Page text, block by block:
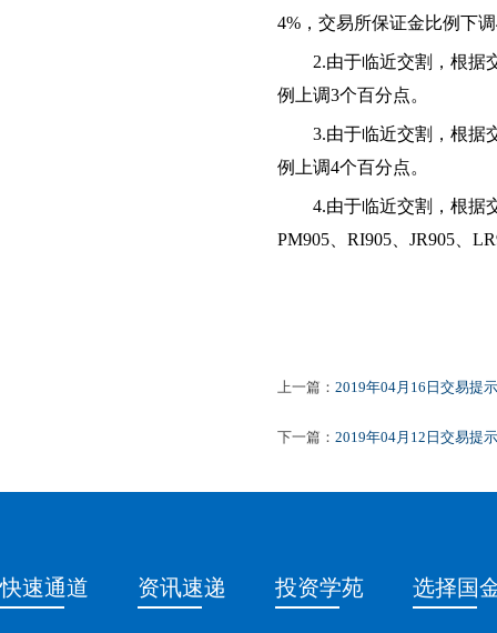
4%，交易所保证金比例下调
2.由于临近交割，根据
例上调3个百分点。
3.由于临近交割，根据
例上调4个百分点。
4.由于临近交割，根据
PM905 RI905 JR905
上一篇： 2019年04月16日交易提示
下一篇： 2019年04月12日交易提示
快速通道 资讯速递 投资学苑 选择国